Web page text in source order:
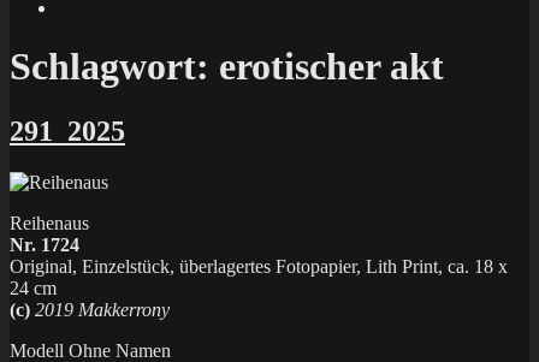
Instagram
Schlagwort: erotischer akt
291_2025
Reihenaus
Nr. 1724
Original, Einzelstück, überlagertes Fotopapier, Lith Print, ca. 18 x
24 cm
(c) 2019 Makkerrony
Modell Ohne Namen